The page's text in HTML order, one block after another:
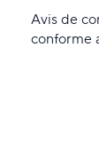
Avis de
conforme